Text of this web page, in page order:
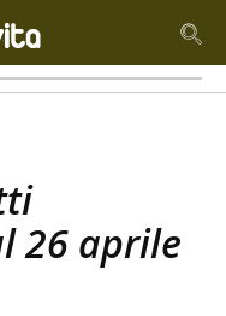
26 aprile